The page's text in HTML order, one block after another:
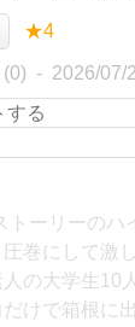
★4
2026/07/
トーリーのハ
巻にして激
の大学生10
けで箱根に